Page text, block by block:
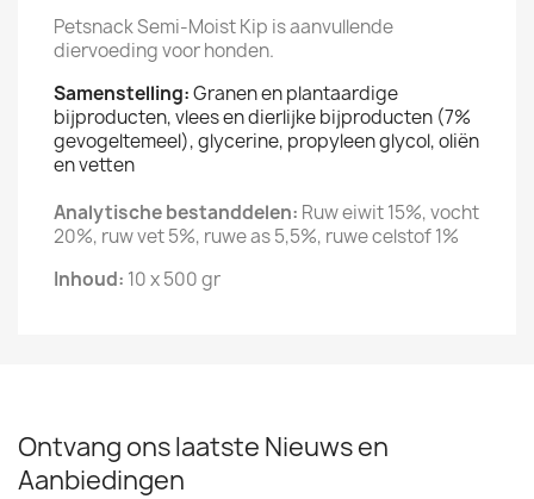
Petsnack Semi-Moist Kip is aanvullende
diervoeding voor honden.
Samenstelling:Granen en plantaardige
bijproducten, vlees en dierlijke bijproducten (7%
gevogeltemeel), glycerine, propyleen glycol, oliën
en vetten
Analytische bestanddelen: Ruw eiwit 15%, vocht
20%, ruw vet 5%, ruwe as 5,5%, ruwe celstof 1%
Inhoud: 10 x 500 gr
Ontvang ons laatste Nieuws en
Aanbiedingen